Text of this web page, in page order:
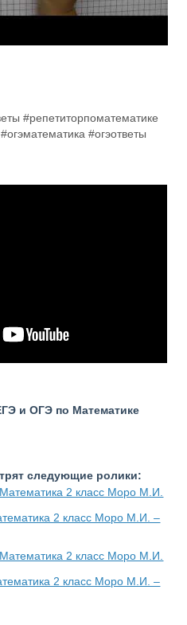
#репетиторпоматематике
#огэответы
и ОГЭ по Математике
следующие ролики:
2 класс Моро М.И. –
2 класс Моро М.И. –